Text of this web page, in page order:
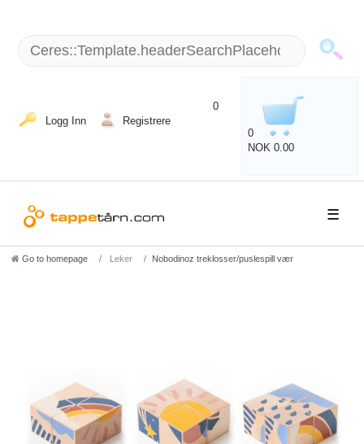
Logg Inn Registrere
0
0
NOK 0.00
☰
Go to homepage Leker Nobodinoz treklosser/puslespill vær